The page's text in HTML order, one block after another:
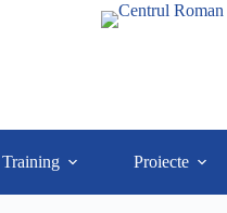
Training Proiecte